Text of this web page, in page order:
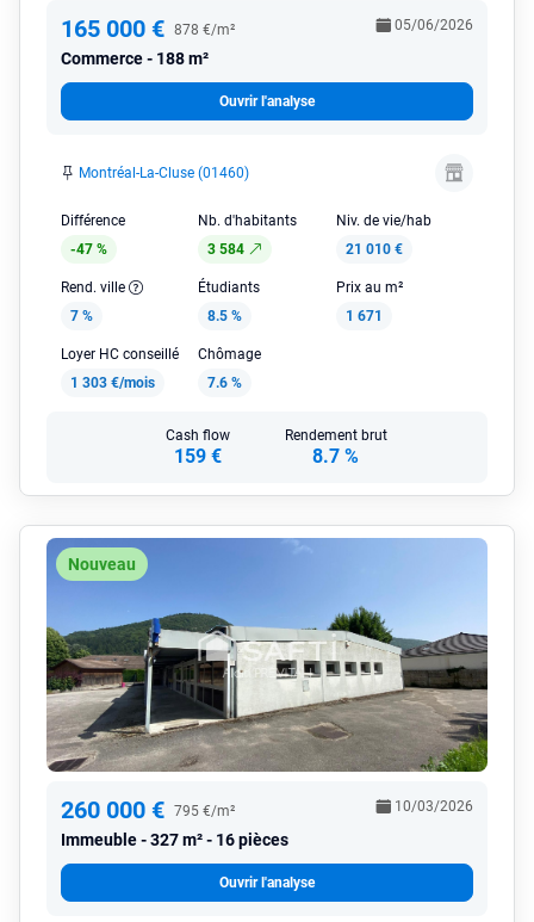
165 000 € 878 €/m²
Commerce 188 m²
05/06/2026
Ouvrir l'analyse
Montréal-La-Cluse (01460)
Différence
-47 %
Nb. d'habitants
3 584
Niv. de vie/hab
21 010 €
Rend. ville
7 %
Étudiants
8.5 %
Prix au m²
1 671
Loyer HC conseillé
1 303 €/mois
Chômage
7.6 %
Cash flow
159 €
Rendement brut
8.7 %
Nouveau
260 000 € 795 €/m²
Immeuble 327 m² - 16 pièces
10/03/2026
Ouvrir l'analyse